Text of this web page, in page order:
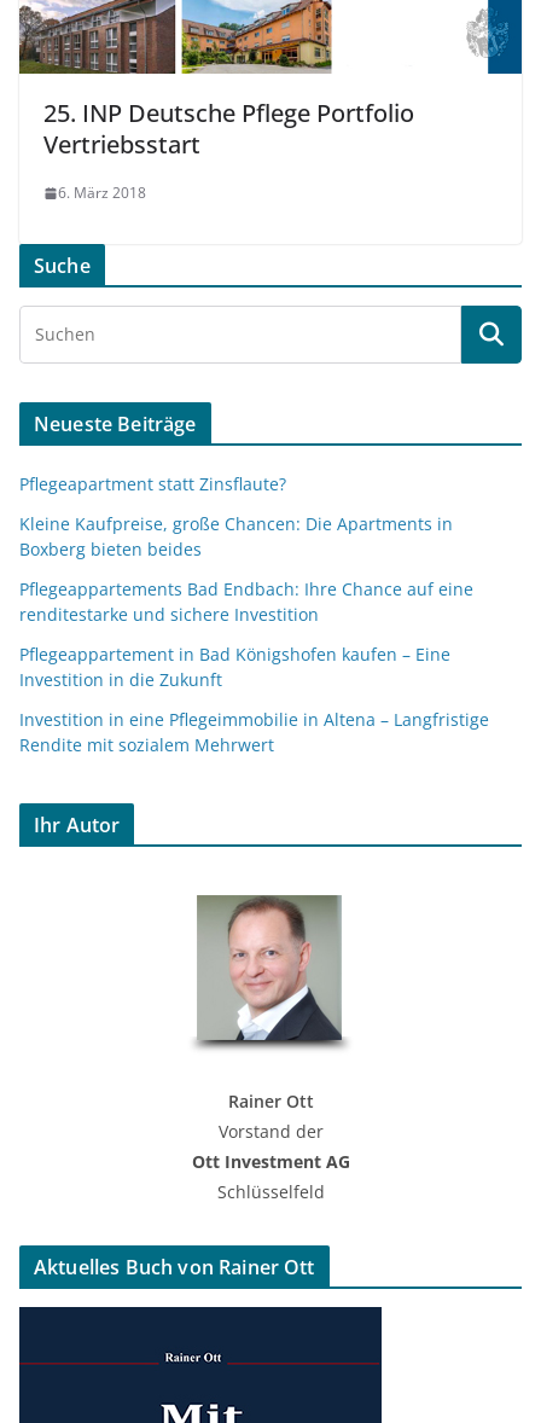
25. INP Deutsche Pflege Portfolio
Vertriebsstart
6. März 2018
Suche
Neueste Beiträge
Pflegeapartment statt Zinsflaute?
Kleine Kaufpreise, große Chancen: Die Apartments in
Boxberg bieten beides
Pflegeappartements Bad Endbach: Ihre Chance auf eine
renditestarke und sichere Investition
Pflegeappartement in Bad Königshofen kaufen – Eine
Investition in die Zukunft
Investition in eine Pflegeimmobilie in Altena – Langfristige
Rendite mit sozialem Mehrwert
Ihr Autor
Rainer Ott
Vorstand der
Ott Investment AG
Schlüsselfeld
Aktuelles Buch von Rainer Ott